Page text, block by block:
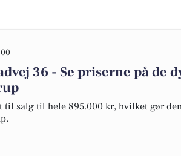
36 - Se priserne på de
til salg til hele 895.000 kr, hvilket gør